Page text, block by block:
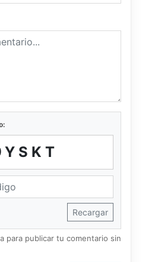
Recargar
para publicar tu comentario sin